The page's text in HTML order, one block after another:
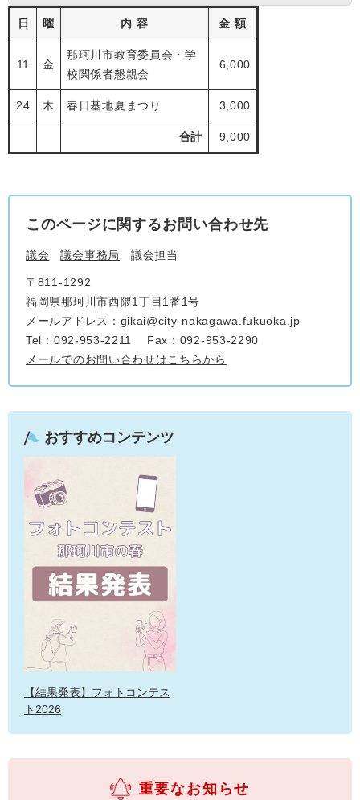
日 曜 内 容 金 額
11 金
那珂川市教育委員会・学
校関係者懇親会
6,000
24 木 春日基地夏まつり 3,000
合計 9,000
このページに関するお問い合わせ先
議会 議会事務局 議会担当
〒811-1292
福岡県那珂川市西隈1丁目1番1号
メールアドレス：gikai@city-nakagawa.fukuoka.jp
Tel：092-953-2211
Fax：092-953-2290
メールでのお問い合わせはこちらから
おすすめコンテンツ
【結果発表】フォトコンテス
ト2026
重要なお知らせ